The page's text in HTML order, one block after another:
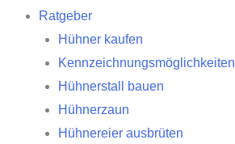
Ratgeber
Hühner kaufen
Kennzeichnungsmöglichkeiten
Hühnerstall bauen
Hühnerzaun
Hühnereier ausbrüten